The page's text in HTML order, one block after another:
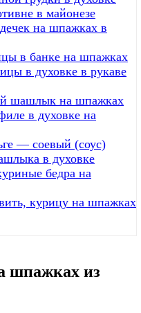
в майонезе
на шпажках в
в банке на шпажках
в духовке в рукаве
шашлык на шпажках
в духовке на
— соевый (соус)
в духовке
бедра на
курицу на шпажках
шпажках из